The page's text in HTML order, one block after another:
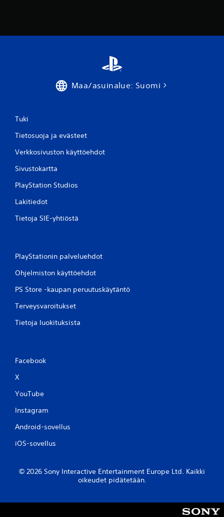
Maa/asuinalue: Suomi
Tuki
Tietosuoja ja evästeet
Verkkosivuston käyttöehdot
Sivustokartta
PlayStation Studios
Lakitiedot
Tietoja SIE-yhtiöstä
PlayStationin palveluehdot
Ohjelmiston käyttöehdot
PS Store -kaupan peruutuskäytäntö
Terveysvaroitukset
Tietoja luokituksista
Facebook
X
YouTube
Instagram
Android-sovellus
iOS-sovellus
© 2026 Sony Interactive Entertainment Europe Ltd. Kaikki
oikeudet pidätetään.